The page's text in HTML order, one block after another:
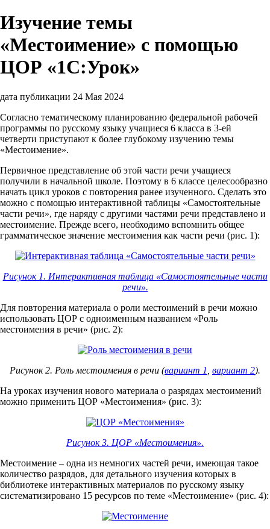
Изучение темы
«Местоимение» с помощью
ЦОР «1С:Урок»
дата публикации 24 Мая 2024
Согласно тематическому планированию федеральной рабочей
программы по русскому языку учащиеся 6 класса в 3-ей
четверти приступают к более глубокому изучению темы
«Местоимение».
Первичное представление об этой части речи учащиеся
получили в начальной школе. Поэтому в 6 классе целесообразно
начать цикл уроков с повторения ранее изученного. Сделать это
можно с помощью интерактивной таблицы «Самостоятельные
части речи», где наряду с другими частями речи представлено и
местоимение. Прежде всего, необходимо вспомнить общее
грамматическое значение местоимения как части речи (рис. 1):
Рисунок 1. Интерактивная таблица «Самостоятельные части
речи».
Для повторения материала о роли местоимений в речи можно
использовать ЦОР с одноименным названием «Роль
местоимения в речи» (рис. 2):
Рисунок 2. Роль местоимения в речи (вариант 1 вариант 2).
На уроках изучения нового материала о разрядах местоимений
можно применить ЦОР «Местоимения» (рис. 3):
Рисунок 3. ЦОР «Местоимения».
Местоимение – одна из немногих частей речи, имеющая такое
количество разрядов, для детального изучения которых в
библиотеке интерактивных материалов по русскому языку
систематизировано 15 ресурсов по теме «Местоимение» (рис. 4):